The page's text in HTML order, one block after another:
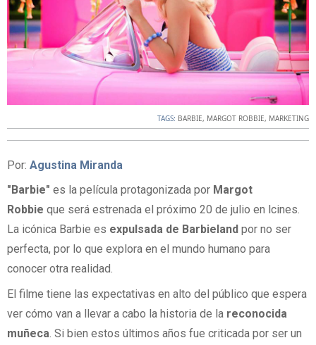
TAGS: BARBIE, MARGOT ROBBIE, MARKETING
Por: Agustina Miranda
"Barbie" es la película protagonizada por Margot
Robbie que será estrenada el próximo 20 de julio en lcines.
La icónica Barbie es expulsada de Barbieland por no ser
perfecta, por lo que explora en el mundo humano para
conocer otra realidad.
El filme tiene las expectativas en alto del público que espera
ver cómo van a llevar a cabo la historia de la reconocida
muñeca . Si bien estos últimos años fue criticada por ser un